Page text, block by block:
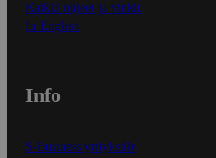
Kaikki ohjeet ja vinkit
In English
Info
S-Business yrityksille